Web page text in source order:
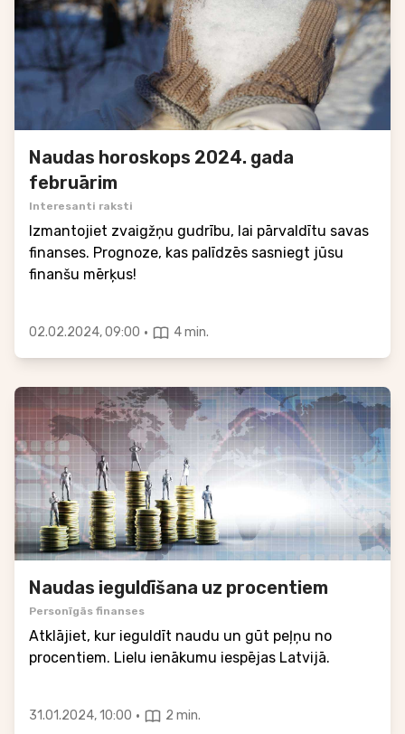
Naudas horoskops 2024. gada
februārim
Interesanti raksti
Izmantojiet zvaigžņu gudrību, lai pārvaldītu savas
finanses. Prognoze, kas palīdzēs sasniegt jūsu
finanšu mērķus!
02.02.2024, 09:00 · 4 min.
Naudas ieguldīšana uz procentiem
Personīgās finanses
Atklājiet, kur ieguldīt naudu un gūt peļņu no
procentiem. Lielu ienākumu iespējas Latvijā.
31.01.2024, 10:00 · 2 min.